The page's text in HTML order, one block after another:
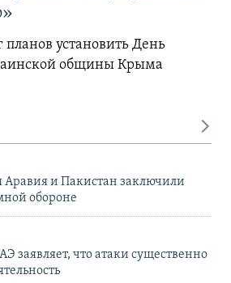
планов установить День
общины Крыма
Аравия и Пакистан заключили
обороне
заявляет, что атаки существенно